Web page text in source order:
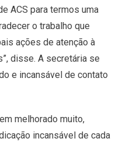
ACS para termos uma
o trabalho que
ações de atenção à
disse. A secretária se
e incansável de contato
melhorado muito,
incansável de cada